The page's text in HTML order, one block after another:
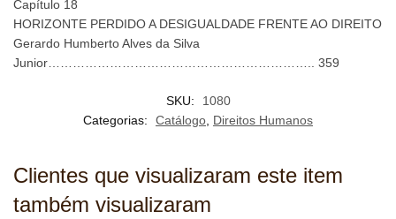
Capítulo 18
HORIZONTE PERDIDO A DESIGUALDADE FRENTE AO DIREITO
Gerardo Humberto Alves da Silva
Junior……………………………………………………….. 359
SKU:
1080
Categorias:
Catálogo Direitos Humanos
Clientes que visualizaram este item
também visualizaram